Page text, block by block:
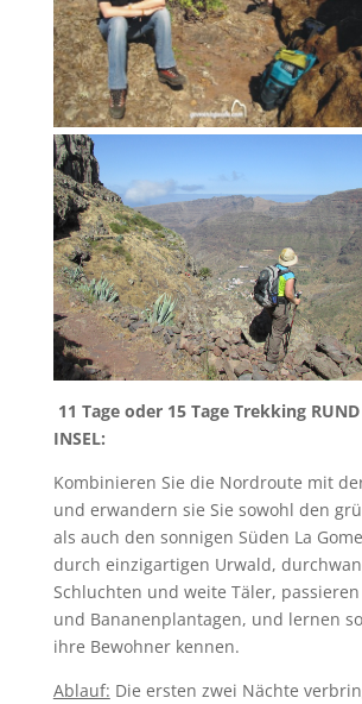
11 Tage oder 15 Tage Trekking
INSEL:
Kombinieren Sie die Nordroute mit
und erwandern sie Sie sowohl den
als auch den sonnigen Süden La
durch einzigartigen Urwald,
Schluchten und weite Täler,
und Bananenplantagen, und lernen
ihre Bewohner kennen.
Ablauf: Die ersten zwei Nächte